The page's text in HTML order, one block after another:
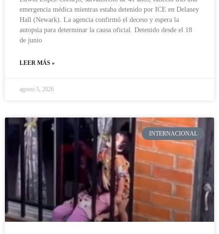
emergencia médica mientras estaba detenido por ICE en Delaney
Hall (Newark). La agencia confirmó el deceso y espera la
autopsia para determinar la causa oficial. Detenido desde el 18
de junio
LEER MÁS »
agosto 5, 2026
INTERNACIONAL